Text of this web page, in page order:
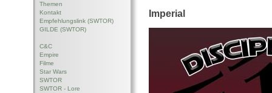
Themen
Kontakt
Empfehlungslink (SWTOR)
GILDE (SWTOR)
C&C
Empire
Filme
Star Wars
SWTOR
SWTOR - Lore
Imperial